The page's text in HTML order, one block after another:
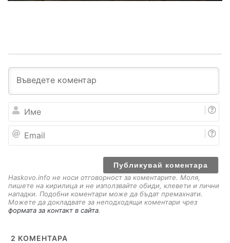
е
a
Haskovo.info не носи отговорност за коментарите. Моля,
пишете на кирилица и не използвайте обиди, клевети и лични
нападки. Подобни коментари може да бъдат премахнати.
Можете да докладвате за неподходящи коментари чрез
формата за контакт в сайта.
2 КОМЕНТАРА